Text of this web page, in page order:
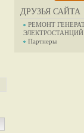
ДРУЗЬЯ САЙТА
РЕМОНТ
ЭЛЕКТРОСТАНЦИЙ
Партнеры